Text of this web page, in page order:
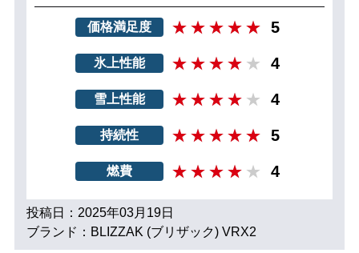
価格満足度 5
氷上性能 4
雪上性能 4
持続性 5
燃費 4
投稿日：2025年03月19日
ブランド：BLIZZAK (ブリザック) VRX2